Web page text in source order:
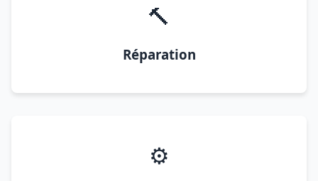
🔨
Réparation
⚙️